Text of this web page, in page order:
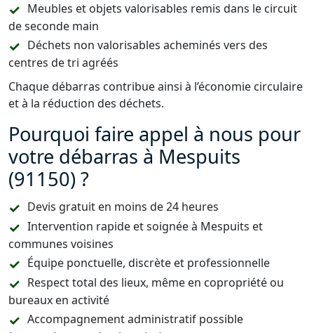
Meubles et objets valorisables remis dans le circuit
de seconde main
Déchets non valorisables acheminés vers des
centres de tri agréés
Chaque débarras contribue ainsi à l’économie circulaire
et à la réduction des déchets.
Pourquoi faire appel à nous pour
votre débarras à Mespuits
(91150) ?
Devis gratuit en moins de 24 heures
Intervention rapide et soignée à Mespuits et
communes voisines
Équipe ponctuelle, discrète et professionnelle
Respect total des lieux, même en copropriété ou
bureaux en activité
Accompagnement administratif possible